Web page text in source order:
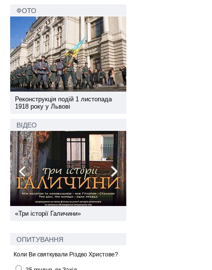
ФОТО
Реконструкція подій 1 листопада
1918 року у Львові
ВІДЕО
«Три історії Галичини»
ОПИТУВАННЯ
Коли Ви святкували Різдво Христове?